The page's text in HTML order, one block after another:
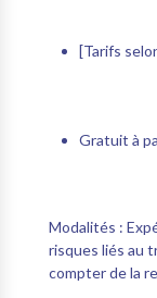
[Tarifs
Gratuit à
Modalités :
risques liés au
compter de la